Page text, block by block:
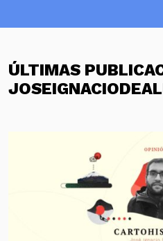
ÚLTIMAS